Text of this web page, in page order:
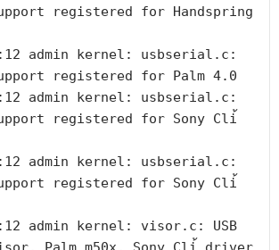
registered for Handspring
admin kernel: usbserial.c:
registered for Palm 4.0
admin kernel: usbserial.c:
registered for Sony Cli้
admin kernel: usbserial.c:
registered for Sony Cli้
admin kernel: visor.c: USB